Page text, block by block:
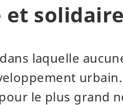
et
laquelle
le plus grand